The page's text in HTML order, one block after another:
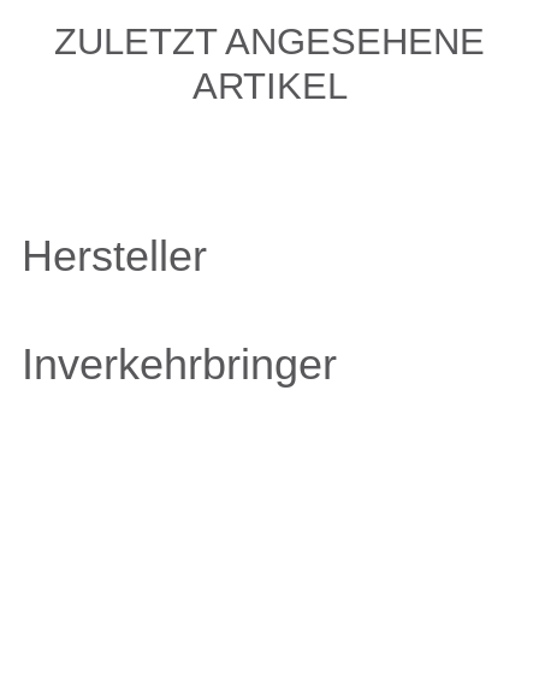
ZULETZT ANGESEHENE
ARTIKEL
Hersteller
Inverkehrbringer